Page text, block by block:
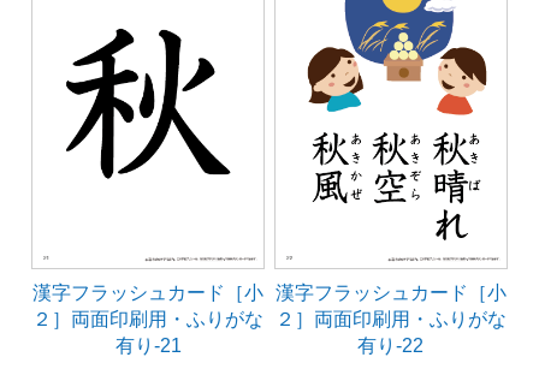
漢字フラッシュカード［小
２］両面印刷用・ふりがな
有り-21
漢字フラッシュカード［小
２］両面印刷用・ふりがな
有り-22